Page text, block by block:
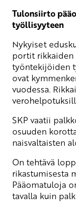
Tulonsiirto
työllisyyteen
Nykyiset
portit rikkaiden
työntekijöiden
ovat
vuodessa.
SKP vaatii
osuuden
naisvaltaisten
On tehtävä
rikastumisesta
Pääomatuloja
tavalla kuin